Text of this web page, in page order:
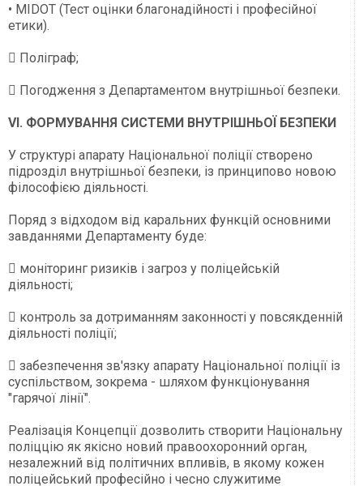
• MIDOT (Тест оцінки благонадійності і професійної
етики).
 Поліграф;
 Погодження з Департаментом внутрішньої безпеки.
VI. ФОРМУВАННЯ СИСТЕМИ ВНУТРІШНЬОЇ БЕЗПЕКИ
У структурі апарату Національної поліції створено
підрозділ внутрішньої безпеки, із принципово новою
філософією діяльності.
Поряд з відходом від каральних функцій основними
завданнями Департаменту буде:
 моніторинг ризиків і загроз у поліцейській
діяльності;
 контроль за дотриманням законності у повсякденній
діяльності поліції;
 забезпечення зв'язку апарату Національної поліції із
суспільством, зокрема - шляхом функціонування
"гарячої лінії".
Реалізація Концепції дозволить створити Національну
поліццію як якісно новий правоохоронний орган,
незалежний від політичних впливів, в якому кожен
поліцейський професійно і чесно служитиме